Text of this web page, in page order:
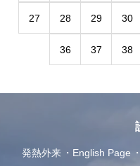
27 28 29 30
36 37 38
発熱外来 English Page